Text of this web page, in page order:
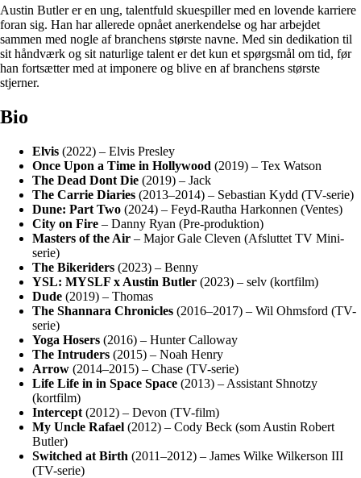
Austin Butler er en ung, talentfuld skuespiller med en lovende karriere
foran sig. Han har allerede opnået anerkendelse og har arbejdet
sammen med nogle af branchens største navne. Med sin dedikation til
sit håndværk og sit naturlige talent er det kun et spørgsmål om tid, før
han fortsætter med at imponere og blive en af branchens største
stjerner.
Bio
Elvis (2022) – Elvis Presley
Once Upon a Time in Hollywood (2019) – Tex Watson
The Dead Dont Die (2019) – Jack
The Carrie Diaries (2013–2014) – Sebastian Kydd (TV-serie)
Dune: Part Two (2024) – Feyd-Rautha Harkonnen (Ventes)
City on Fire – Danny Ryan (Pre-produktion)
Masters of the Air – Major Gale Cleven (Afsluttet TV Mini-
serie)
The Bikeriders (2023) – Benny
YSL: MYSLF x Austin Butler (2023) – selv (kortfilm)
Dude (2019) – Thomas
The Shannara Chronicles (2016–2017) – Wil Ohmsford (TV-
serie)
Yoga Hosers (2016) – Hunter Calloway
The Intruders (2015) – Noah Henry
Arrow (2014–2015) – Chase (TV-serie)
Life Life in in Space Space (2013) – Assistant Shnotzy
(kortfilm)
Intercept (2012) – Devon (TV-film)
My Uncle Rafael (2012) – Cody Beck (som Austin Robert
Butler)
Switched at Birth (2011–2012) – James Wilke Wilkerson III
(TV-serie)